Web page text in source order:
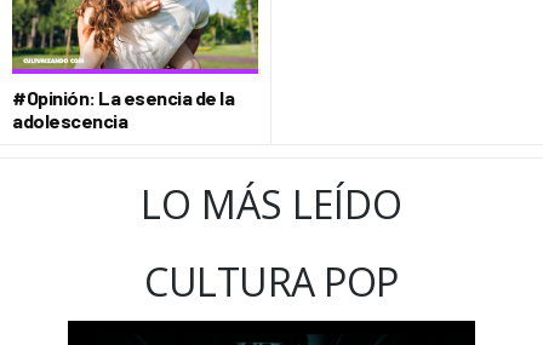
#Opinión: La esencia de la
adolescencia
LO MÁS LEÍDO
CULTURA POP